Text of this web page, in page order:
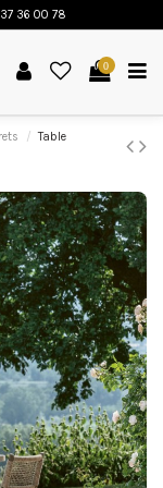
36 00 78
0
Table